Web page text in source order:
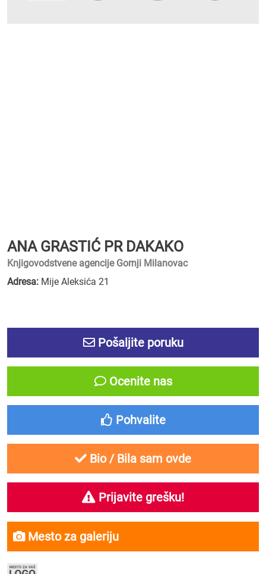
ANA GRASTIĆ PR DAKAKO
Knjigovodstvene agencije Gornji Milanovac
Adresa: Mije Aleksića 21
Pošaljite poruku
Ocenite nas
Pohvalite
Bio / Bila sam ovde
Prijavite grešku!
Mesto za galeriju